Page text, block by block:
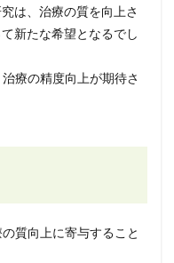
は、治療の質を向上さ
新たな希望となるでし
療の精度向上が期待さ
質向上に寄与すること